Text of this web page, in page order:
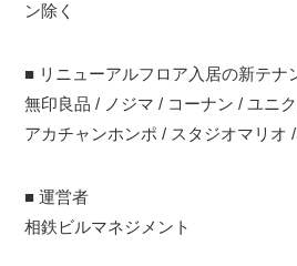
ン除く
■ リニューアルフロア入居の新テナ
無印良品 / ノジマ / コーナン / ユニ
アカチャンホンポ / スタジオマリオ
■ 運営者
相鉄ビルマネジメント